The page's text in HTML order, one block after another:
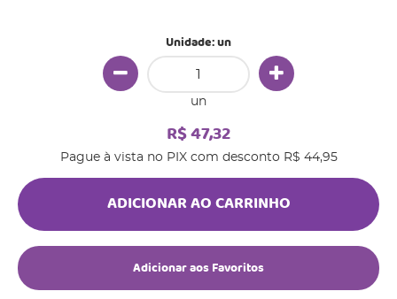
Unidade: un
un
R$ 47,32
Pague à vista no PIX com desconto R$ 44,95
ADICIONAR AO CARRINHO
Adicionar aos Favoritos